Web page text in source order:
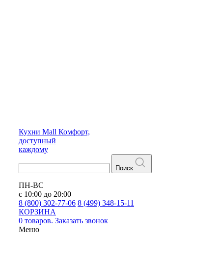
Кухни Mall Комфорт,
доступный
каждому
Поиск
ПН-ВС
с 10:00 до 20:00
8 (800) 302-77-06 8 (499) 348-15-11
КОРЗИНА
0 товаров. Заказать звонок
Меню